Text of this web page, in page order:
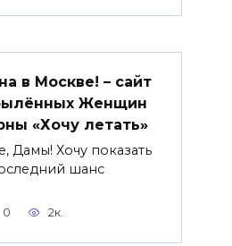
в Москве! – сайт
Женщин
«Хочу летать»
Дамы! Хочу показать
шанс
0 2к.